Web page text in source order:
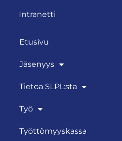
Intranetti
Etusivu
Jäsenyys
Tietoa SLPL:sta
Työ
Työttömyyskassa